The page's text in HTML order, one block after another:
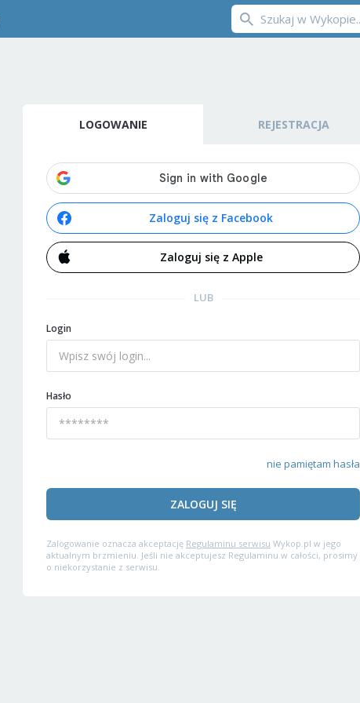
LOGOWANIE REJESTRACJA
Zaloguj się z Facebook
Zaloguj się z Apple
LUB
Login
Hasło
nie pamiętam hasła
ZALOGUJ SIĘ
Zalogowanie oznacza akceptację Regulaminu serwisu Wykop.pl w jego
aktualnym brzmieniu. Jeśli nie akceptujesz Regulaminu w całości, prosimy
o niekorzystanie z serwisu.